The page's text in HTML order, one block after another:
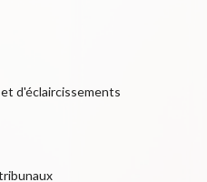
d'éclaircissements